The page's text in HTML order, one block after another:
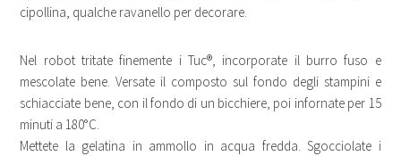
cipollina, qualche ravanello per decorare.
Nel robot tritate finemente i Tuc®, incorporate il burro fuso e
mescolate bene. Versate il composto sul fondo degli stampini e
schiacciate bene, con il fondo di un bicchiere, poi infornate per 15
minuti a 180°C.
Mettete la gelatina in ammollo in acqua fredda. Sgocciolate i